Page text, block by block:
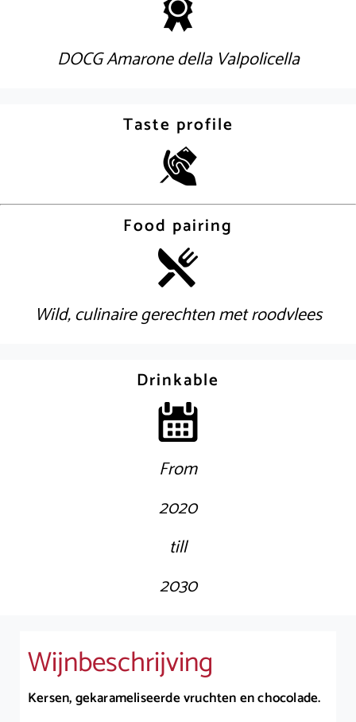
DOCG Amarone della Valpolicella
Taste profile
Food pairing
Wild, culinaire gerechten met roodvlees
Drinkable
From
2020
till
2030
Wijnbeschrijving
Kersen, gekarameliseerde vruchten en chocolade.